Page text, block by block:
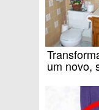
um novo,